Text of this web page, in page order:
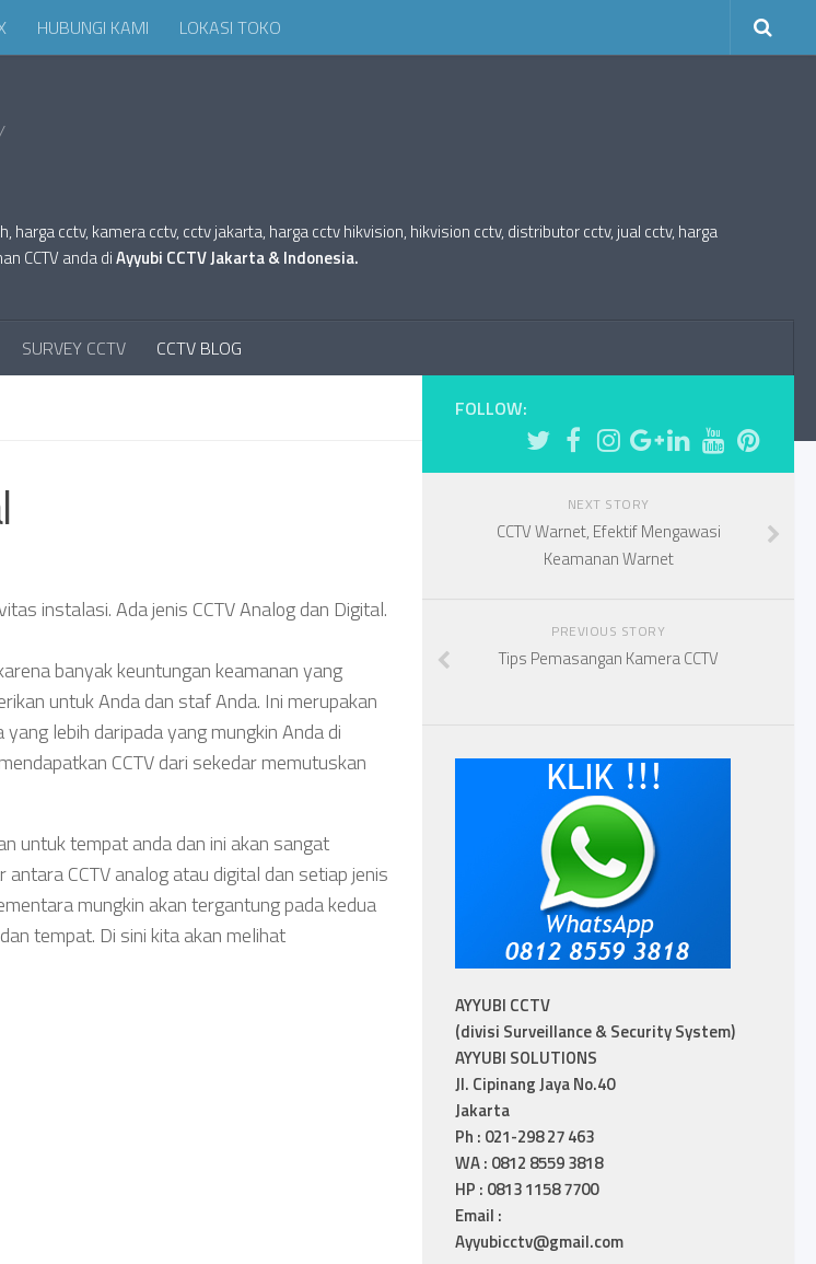
HUBUNGI KAMI LOKASI TOKO
harga cctv, kamera cctv, cctv jakarta, harga cctv hikvision, hikvision cctv, distributor cctv, jual cctv, harga
CCTV anda diAyyubi CCTV Jakarta & Indonesia.
SURVEY CCTV CCTV BLOG
instalasi. Ada jenis CCTV Analog dan Digital.
banyak keuntungan keamanan yang
untuk Anda dan staf Anda. Ini merupakan
lebih daripada yang mungkin Anda di
CCTV dari sekedar memutuskan
untuk tempat anda dan ini akan sangat
CCTV analog atau digital dan setiap jenis
mungkin akan tergantung pada kedua
tempat. Di sini kita akan melihat
FOLLOW:
NEXT STORY
CCTV Warnet, Efektif Mengawasi
Keamanan Warnet
PREVIOUS STORY
Tips Pemasangan Kamera CCTV
AYYUBI CCTV
(divisi Surveillance & Security System)
AYYUBI SOLUTIONS
Jl. Cipinang Jaya No.40
Jakarta
Ph : 021-298 27 463
WA : 0812 8559 3818
HP : 0813 1158 7700
Email :
Ayyubicctv@gmail.com